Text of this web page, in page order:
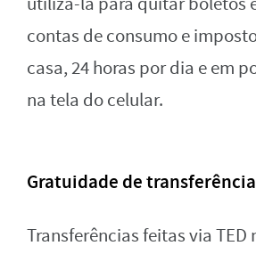
contas de consumo e
casa, 24 horas por dia e em
na tela do celular.
Gratuidade de
Transferências feitas via TED